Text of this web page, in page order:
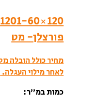
פורצלן- מט
מחיר כולל הובלה
לאחר מילוי העגלה.
כמות במ”ר: